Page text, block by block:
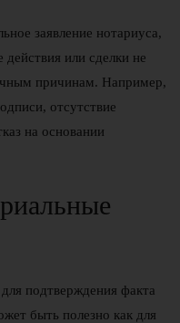
заявление нотариуса,
или сделки не
причинам. Например,
отсутствие
на основании
подтверждения факта
быть полезно как для